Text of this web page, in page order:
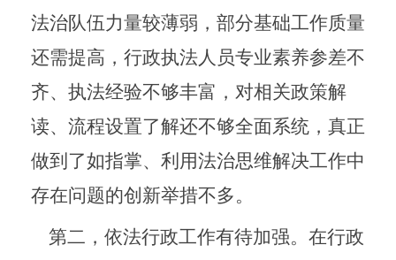
法治队伍力量较薄弱，部分基础工作质量
还需提高，行政执法人员专业素养参差不
齐、执法经验不够丰富，对相关政策解
读、流程设置了解还不够全面系统，真正
做到了如指掌、利用法治思维解决工作中
存在问题的创新举措不多。
第二，依法行政工作有待加强。在行政